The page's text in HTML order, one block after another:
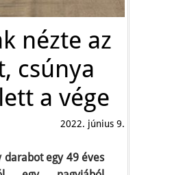
nézte az
csúnya
a vége
2022. június 9.
darabot egy 49 éves